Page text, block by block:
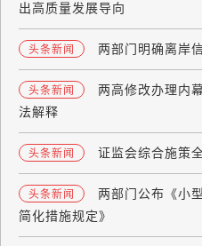
出高质量发展导向
头条新闻 两部门明确离岸
头条新闻
两高修改办理内
法解释
头条新闻 证监会综合施策
头条新闻
两部门公布《小
简化措施规定》